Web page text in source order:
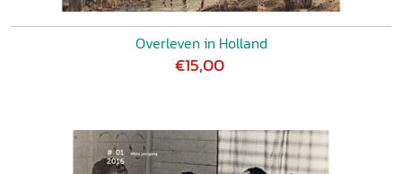
Overleven in Holland
€15,00